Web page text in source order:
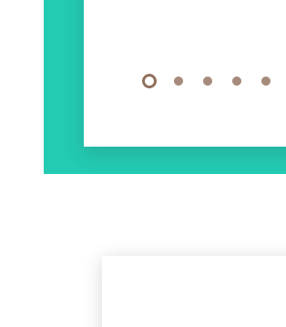
1 2 3 4 5